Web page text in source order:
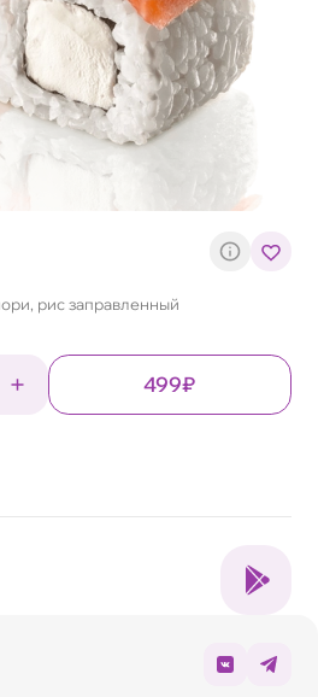
рис заправленный
499₽